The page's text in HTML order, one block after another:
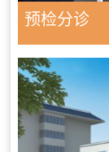
预检分诊